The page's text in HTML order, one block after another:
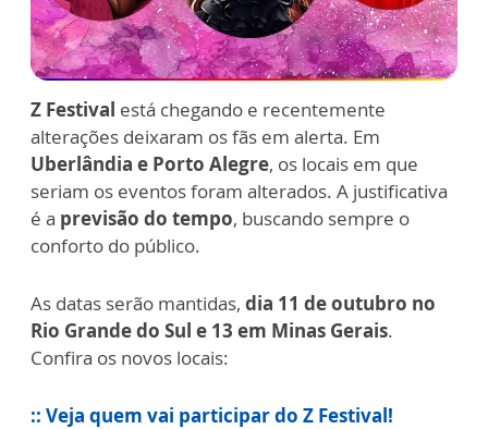
Z Festival está chegando e recentemente
alterações deixaram os fãs em alerta. Em
Uberlândia e Porto Alegre, os locais em que
seriam os eventos foram alterados. A justificativa
é a previsão do tempo, buscando sempre o
conforto do público.
As datas serão mantidas, dia 11 de outubro no
Rio Grande do Sul e 13 em Minas Gerais.
Confira os novos locais:
:: Veja quem vai participar do Z Festival!